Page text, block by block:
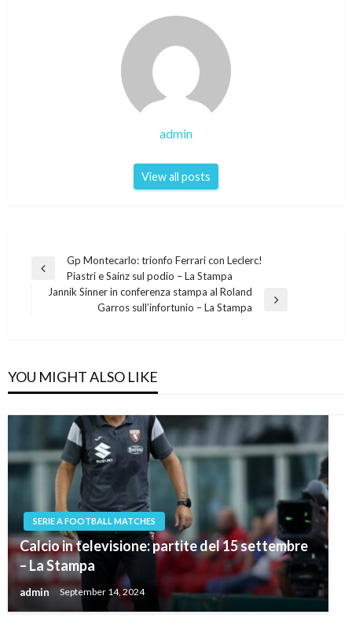
admin
View all posts
Post
navigation
Previous
Post
Gp Montecarlo: trionfo Ferrari con Leclerc!
Piastri e Sainz sul podio – La Stampa
Jannik Sinner in conferenza stampa al Roland
Garros sull’infortunio – La Stampa
YOU MIGHT ALSO LIKE
SERIE A FOOTBALL MATCHES
Calcio in televisione: partite del 15 settembre
– La Stampa
admin September 14, 2024